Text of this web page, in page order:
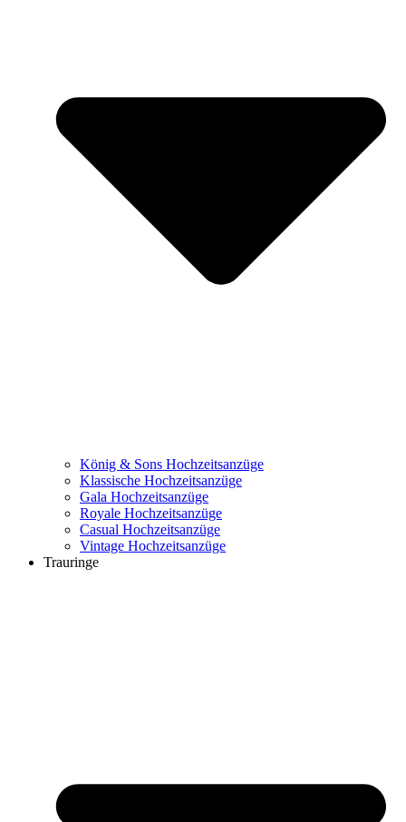
König & Sons Hochzeitsanzüge
Klassische Hochzeitsanzüge
Gala Hochzeitsanzüge
Royale Hochzeitsanzüge
Casual Hochzeitsanzüge
Vintage Hochzeitsanzüge
Trauringe